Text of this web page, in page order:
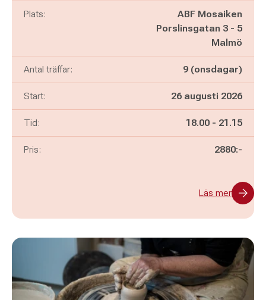
Plats:
ABF Mosaiken
Porslinsgatan 3 - 5
Malmö
Antal träffar: 9 (onsdagar)
Start: 26 augusti 2026
Tid: Pågår mellan
18.00 - och
21.15
Pris: 2880:-
Läs mer